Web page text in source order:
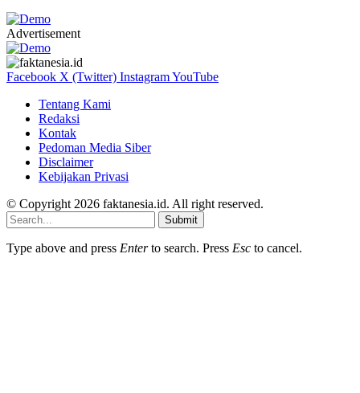
Advertisement
Facebook X (Twitter) InstagramYouTube
Tentang Kami
Redaksi
Kontak
Pedoman Media Siber
Disclaimer
Kebijakan Privasi
© Copyright 2026 faktanesia.id. All right reserved.
Submit
Type above and press Enterto search. Press Esc to cancel.